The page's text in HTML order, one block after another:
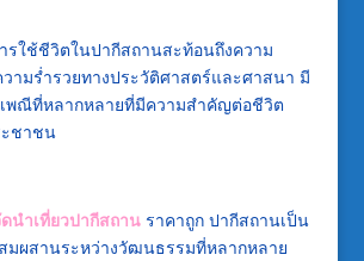
ใช้ชีวิตในปากีสถานสะท้อนถึงความ
ามร่ำรวยทางประวัติศาสตร์และศาสนา มี
พณีที่หลากหลายที่มีความสำคัญต่อชีวิต
ชาชน
นำเที่ยวปากีสถานราคาถูก ปากีสถานเป็น
มผสานระหว่างวัฒนธรรมที่หลากหลาย